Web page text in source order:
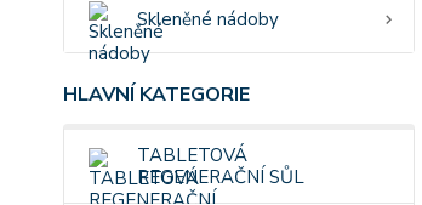
Skleněné nádoby
HLAVNÍ KATEGORIE
TABLETOVÁ
REGENERAČNÍ SŮL